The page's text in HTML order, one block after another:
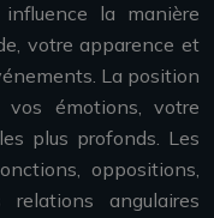
la manière
votre apparence et
La position
émotions, votre
plus profonds. Les
oppositions,
relations angulaires